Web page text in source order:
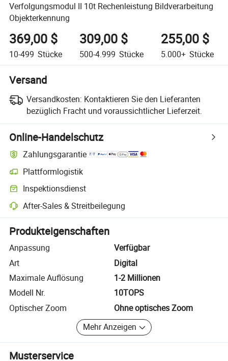
Verfolgungsmodul II 10t Rechenleistung Bildverarbeitung
Objekterkennung
369,00 $
10-499 Stücke
309,00 $
500-4.999 Stücke
255,00 $
5.000+ Stücke
Versand
Versandkosten: Kontaktieren Sie den Lieferanten
bezüglich Fracht und voraussichtlicher Lieferzeit.
Online-Handelschutz
Zahlungsgarantie
Plattformlogistik
Klarere Sendungsverfolgung mit plattformunterstützter Logistik
Inspektionsdienst
Optionale Vorabinspektion zur Überprüfung von Qualität und Menge
After-Sales & Streitbeilegung
Plattformgestützte Streitbeilegung, einschließlich Rückerstattungen
Produkteigenschaften
Anpassung
Verfügbar
Art
Digital
Maximale Auflösung
1-2 Millionen
Modell Nr.
10TOPS
Optischer Zoom
Ohne optisches Zoom
Mehr Anzeigen
Musterservice